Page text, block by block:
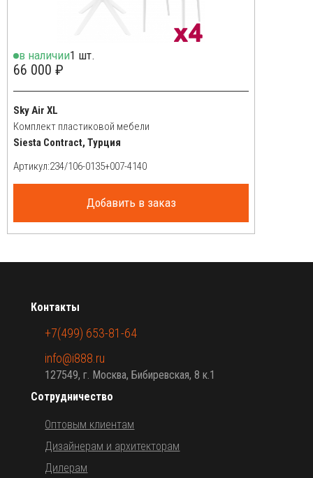
в наличии1 шт.
66 000 ₽
Sky Air XL
Комплект пластиковой мебели
Siesta Contract, Турция
Артикул:
Добавить в заказ
Сотрудничество
Оптовым клиентам
Дизайнерам и архитекторам
Дилерам
Контакты
+7(499) 653-81-64
info@i888.ru
127549, г. Москва, Бибиревская, 8 к.1